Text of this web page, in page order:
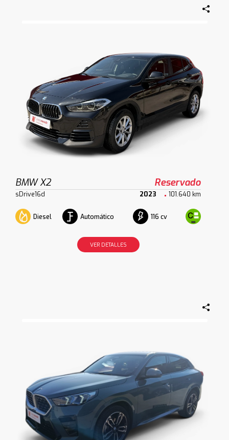
BMW X2 Reservado
sDrive16d 2023 101.640 km
Diesel Automático 116 cv
VER DETALLES